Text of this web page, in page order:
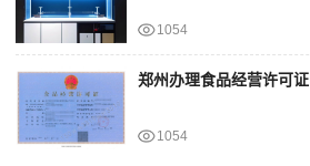
1054
郑州办理食品经营许可证
1054